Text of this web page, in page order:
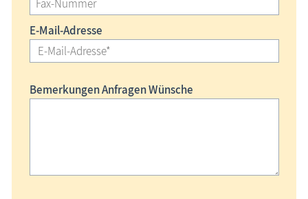
E-Mail-Adresse
Bemerkungen Anfragen Wünsche